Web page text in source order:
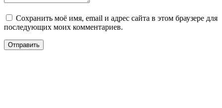
Сохранить моё имя, email и адрес сайта в этом браузере для
последующих моих комментариев.